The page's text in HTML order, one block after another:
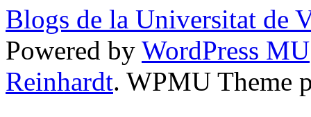
Blogs de la Universitat de
Powered by WordPress MU
Reinhardt. WPMU Theme